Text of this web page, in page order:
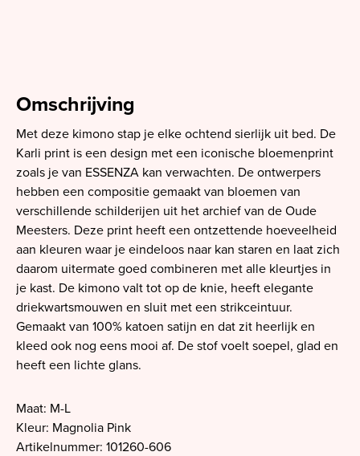
Omschrijving
Met deze kimono stap je elke ochtend sierlijk uit bed. De
Karli print is een design met een iconische bloemenprint
zoals je van ESSENZA kan verwachten. De ontwerpers
hebben een compositie gemaakt van bloemen van
verschillende schilderijen uit het archief van de Oude
Meesters. Deze print heeft een ontzettende hoeveelheid
aan kleuren waar je eindeloos naar kan staren en laat zich
daarom uitermate goed combineren met alle kleurtjes in
je kast. De kimono valt tot op de knie, heeft elegante
driekwartsmouwen en sluit met een strikceintuur.
Gemaakt van 100% katoen satijn en dat zit heerlijk en
kleed ook nog eens mooi af. De stof voelt soepel, glad en
heeft een lichte glans.
Maat: M-L
Kleur: Magnolia Pink
Artikelnummer: 101260-606